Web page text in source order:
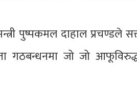
पुष्पकमल दाहाल प्रचण्डले
गठबन्धनमा जो जो